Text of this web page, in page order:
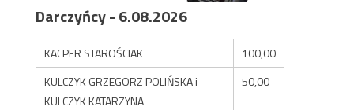
Darczyńcy - 6.08.2026
KACPER STAROŚCIAK
100,00
KULCZYK GRZEGORZ POLIŃSKA i
KULCZYK KATARZYNA
50,00